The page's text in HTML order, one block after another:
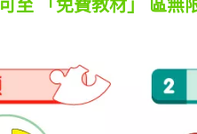
可至 「免費教材」 區無